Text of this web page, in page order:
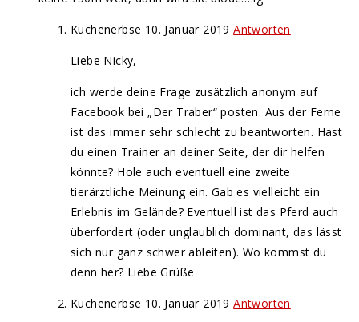
Kuchenerbse 10. Januar 2019 Antworten
Liebe Nicky,
ich werde deine Frage zusätzlich anonym auf
Facebook bei „Der Traber“ posten. Aus der Ferne
ist das immer sehr schlecht zu beantworten. Hast
du einen Trainer an deiner Seite, der dir helfen
könnte? Hole auch eventuell eine zweite
tierärztliche Meinung ein. Gab es vielleicht ein
Erlebnis im Gelände? Eventuell ist das Pferd auch
überfordert (oder unglaublich dominant, das lässt
sich nur ganz schwer ableiten). Wo kommst du
denn her? Liebe Grüße
Kuchenerbse 10. Januar 2019 Antworten